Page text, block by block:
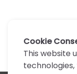
Cookie
This website